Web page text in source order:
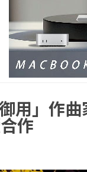
用」作
作